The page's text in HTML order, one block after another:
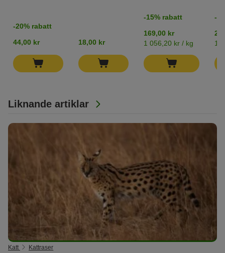
Liknande artiklar
Katt Kattraser
-20% rabatt
44,00 kr
18,00 kr
-15% rabatt
169,00 kr
1 056,20 kr / kg
-